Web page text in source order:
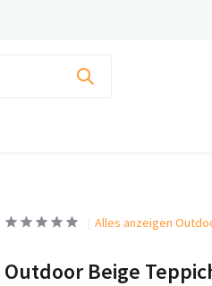
Alles anzeigen
Outdoor Beige